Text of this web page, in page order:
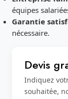
équipes
Garantie
nécessaire.
Devis
Indiquez
souhaitée,